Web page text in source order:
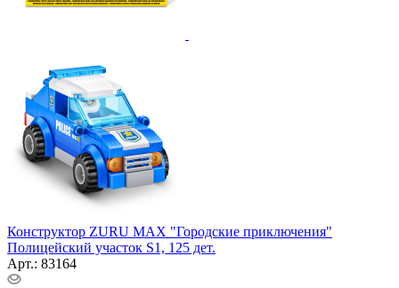
Конструктор ZURU MAX "Городские приключения"
Полицейский участок S1, 125 дет.
Арт.: 83164